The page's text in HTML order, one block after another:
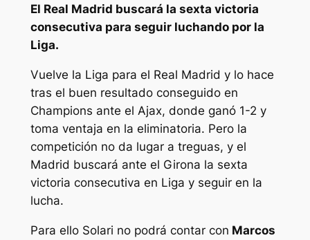
El Real Madrid buscará la sexta victoria
consecutiva para seguir luchando por la
Liga.
Vuelve la Liga para el Real Madrid y lo hace
tras el buen resultado conseguido en
Champions ante el Ajax, donde ganó 1-2 y
toma ventaja en la eliminatoria. Pero la
competición no da lugar a treguas, y el
Madrid buscará ante el Girona la sexta
victoria consecutiva en Liga y seguir en la
lucha.
Para ello Solari no podrá contar con Marcos